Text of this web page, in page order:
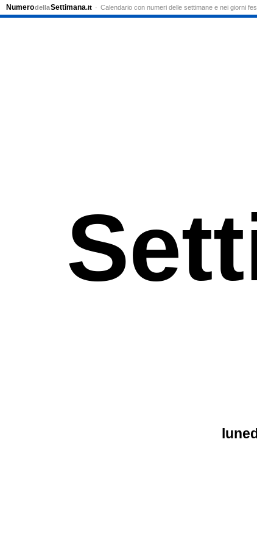
NumerodellaSettimana.it Calendario con numeri delle settimane e nei giorni